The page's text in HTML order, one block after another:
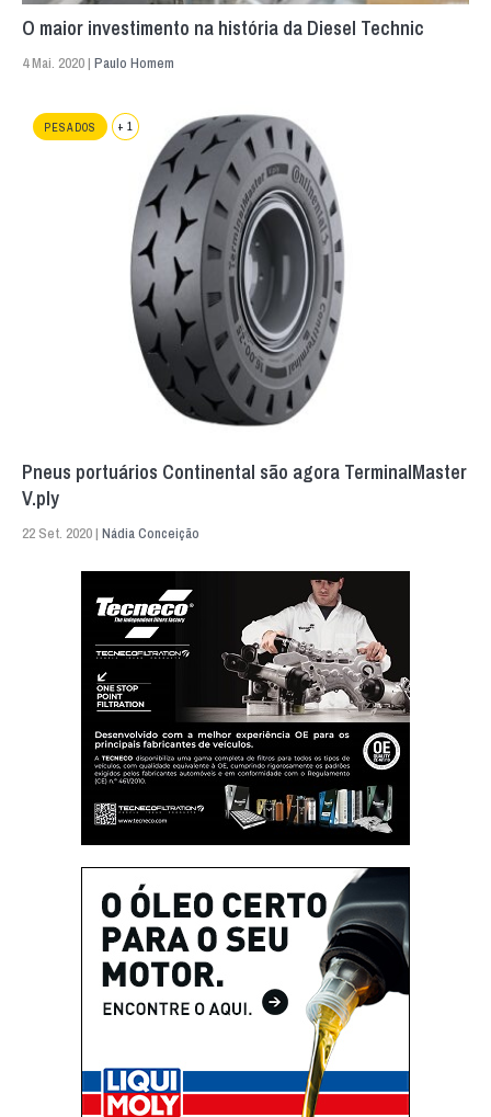
O maior investimento na história da Diesel Technic
4 Mai. 2020 | Paulo Homem
PESADOS + 1
Pneus portuários Continental são agora TerminalMaster
V.ply
22 Set. 2020 | Nádia Conceição